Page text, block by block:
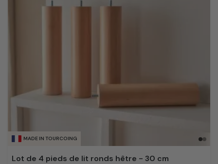
MADE IN TOURCOING
Lot de 4 pieds de lit ronds hêtre - 30 cm